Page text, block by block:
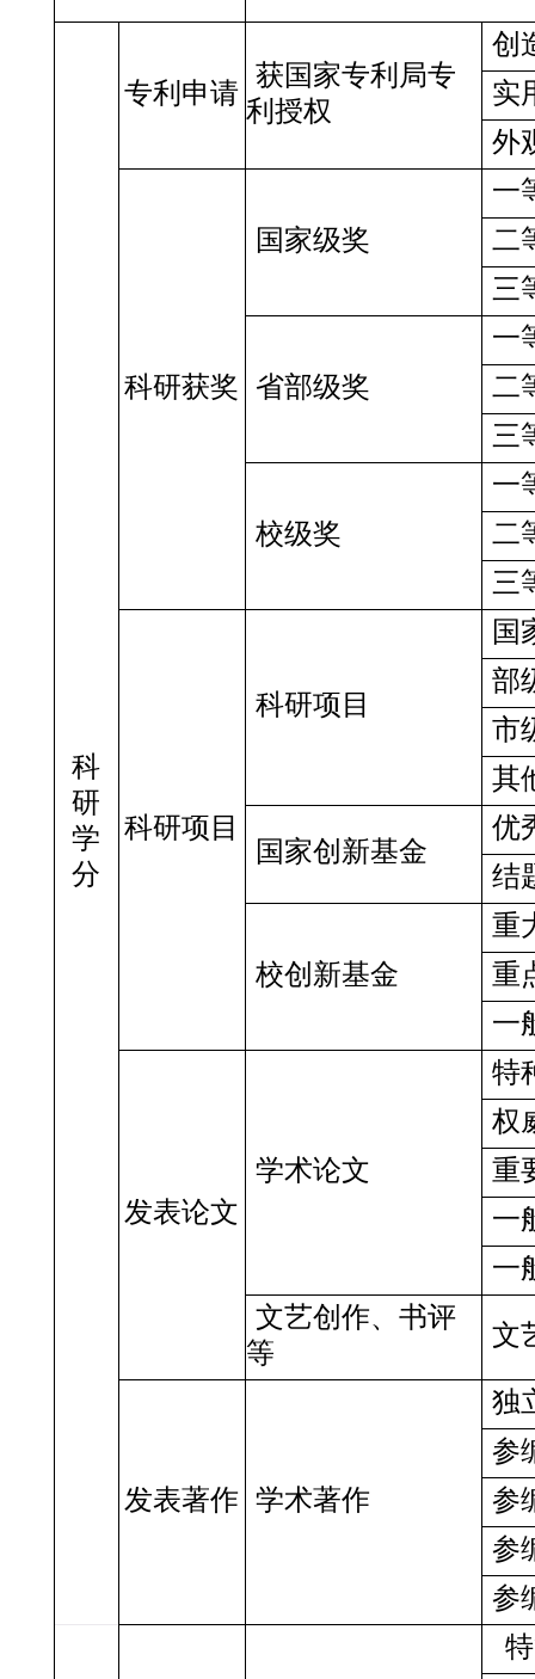
科
研
学
分
专利申请
获国家专利局专
利授权
创
实
外
科研获奖
国家级奖
一
二
三
省部级奖
一
二
三
校级奖
一
二
三
科研项目
科研项目
国
部
市
其
国家创新基金
优
结
校创新基金
重
重
一
发表论文
学术论文
特
权
重
一
一
文艺创作、书评
等
文
发表著作 学术著作
独
参
参
参
参